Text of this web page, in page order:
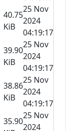
40.75
KiB
25 Nov
2024
04:19:17
39.90
KiB
25 Nov
2024
04:19:17
38.86
KiB
25 Nov
2024
04:19:17
35.90
25 Nov
2024